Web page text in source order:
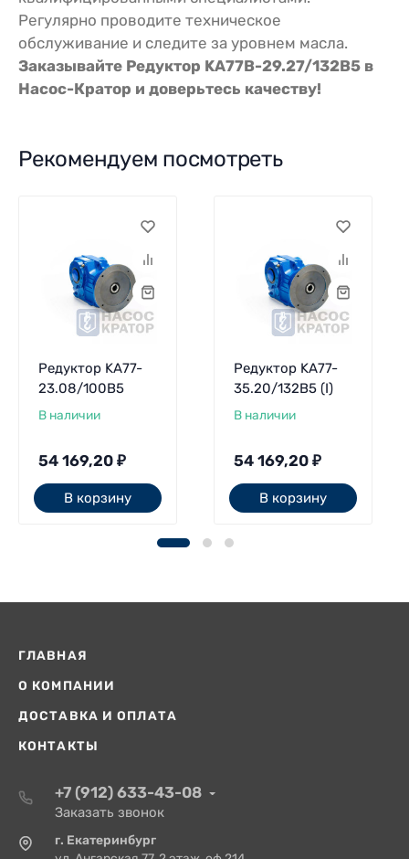
Регулярно проводите техническое
обслуживание и следите за уровнем масла.
Заказывайте Редуктор KA77B-29.27/132В5 в
Насос-Кратор и доверьтесь качеству!
Рекомендуем посмотреть
Редуктор KA77-
23.08/100В5
В наличии
54 169,20 ₽
В корзину
Редуктор KA77-
35.20/132В5 (I)
В наличии
54 169,20 ₽
В корзину
ГЛАВНАЯ
О КОМПАНИИ
ДОСТАВКА И ОПЛАТА
КОНТАКТЫ
+7 (912) 633-43-08
Заказать звонок
г. Екатеринбург